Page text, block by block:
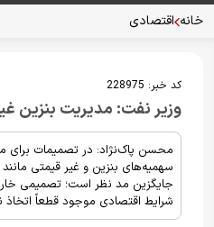
خانه اقتصادی
کد خبر: 228975
وزیر نفت: مدیریت بنزین
محسن پاک‌نژاد: در تصمیمات
سهمیه‌های بنزین و غیر قیمتی
جایگزین مد نظر است؛ تصمیمی
شرایط اقتصادی موجود قطعاً